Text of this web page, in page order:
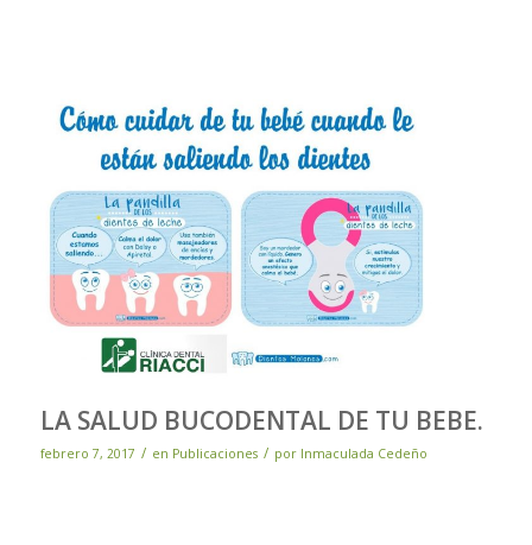
LA SALUD BUCODENTAL DE TU BEBE.
febrero 7, 2017 / en Publicaciones / por Inmaculada Cedeño